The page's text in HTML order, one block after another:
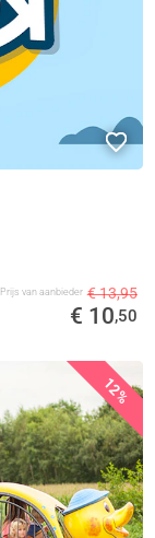
Prijs van aanbieder € 13,95
€ 10,50
12%